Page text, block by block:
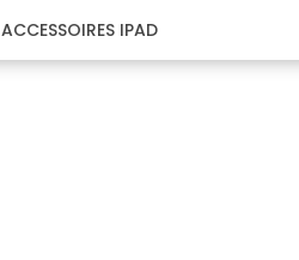
ACCESSOIRES IPAD